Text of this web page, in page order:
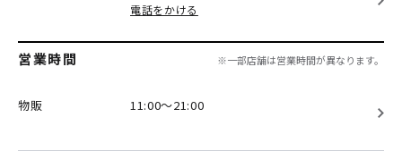
電話をかける
営業時間 ※一部店舗は営業時間が異なります。
物販 11:00～21:00